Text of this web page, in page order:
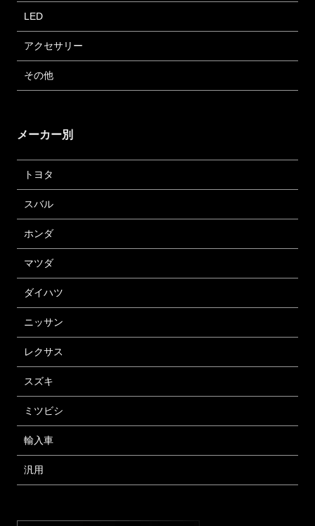
LED
アクセサリー
その他
メーカー別
トヨタ
スバル
ホンダ
マツダ
ダイハツ
ニッサン
レクサス
スズキ
ミツビシ
輸入車
汎用